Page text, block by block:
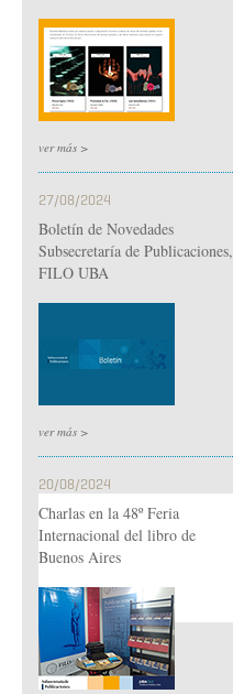
ver más >
27/08/2024
Boletín de Novedades
Subsecretaría de Publicaciones,
FILO UBA
ver más >
20/08/2024
Charlas en la 48º Feria
Internacional del libro de
Buenos Aires